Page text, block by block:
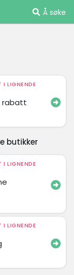
Å søke
I LIGNENDE
rabatt
butikker
I LIGNENDE
I LIGNENDE